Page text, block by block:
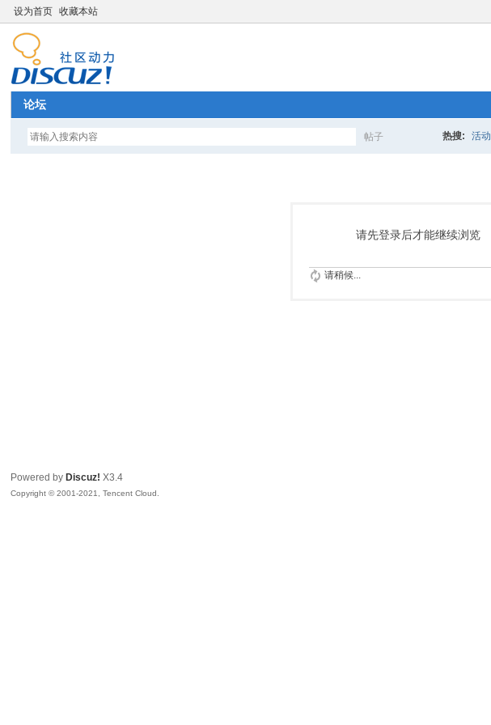
设为首页 收藏本站
论坛
帖子
索
热搜: 活动
请先登录后才能继续浏览
请稍候...
Powered by Discuz! X3.4
Copyright © 2001-2021, Tencent Cloud.